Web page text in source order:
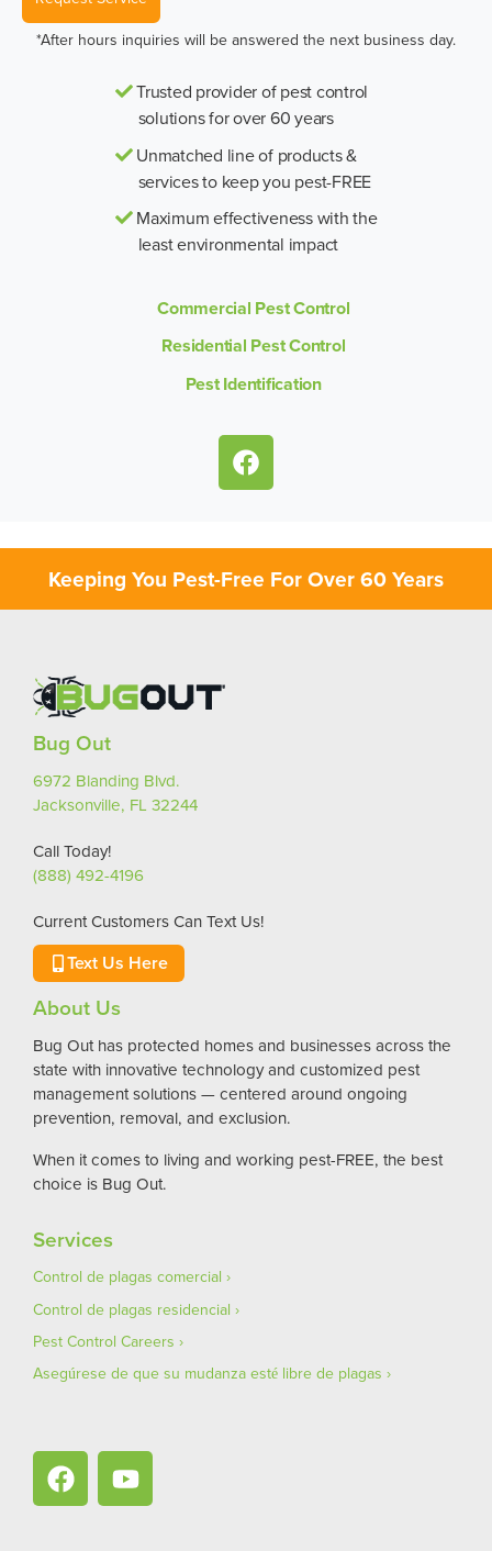
*After hours inquiries will be answered the next business day.
Trusted provider of pest control
solutions for over 60 years
Unmatched line of products &
services to keep you pest-FREE
Maximum effectiveness with the
least environmental impact
Commercial Pest Control
Residential Pest Control
Pest Identification
Keeping You Pest-Free For Over 60 Years
Bug Out
6972 Blanding Blvd.
Jacksonville, FL 32244
Call Today!
(888) 492-4196
Current Customers Can Text Us!
Text Us Here
About Us
Bug Out has protected homes and businesses across the
state with innovative technology and customized pest
management solutions — centered around ongoing
prevention, removal, and exclusion.
When it comes to living and working pest-FREE, the best
choice is Bug Out.
Services
Control de plagas comercial
Control de plagas residencial
Pest Control Careers
Asegúrese de que su mudanza esté libre de plagas